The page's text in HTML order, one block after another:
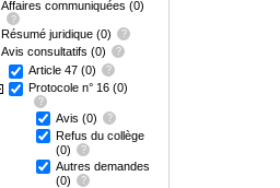
Affaires communiquées (0)
Résumé juridique (0)
Avis consultatifs (0)
Article 47 (0)
Protocole n° 16 (0)
Avis (0)
Refus du collège
(0)
Autres demandes
(0)